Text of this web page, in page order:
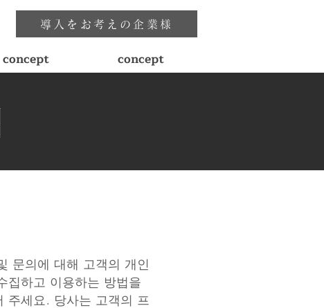
導入をお考えの企業様
concept concept
문의에 대해 고객의 개인
집하고 이용하는 방법을
주세요. 당사는 고객의 프